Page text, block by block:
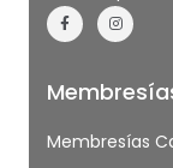
Membresías